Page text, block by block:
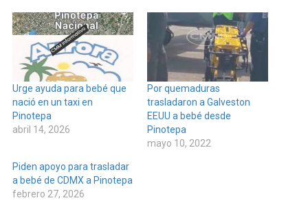
Urge ayuda para bebé que
nació en un taxi en
Pinotepa
abril 14, 2026
Por quemaduras
trasladaron a Galveston
EEUU a bebé desde
Pinotepa
mayo 10, 2022
Piden apoyo para trasladar
a bebé de CDMX a Pinotepa
febrero 27, 2026